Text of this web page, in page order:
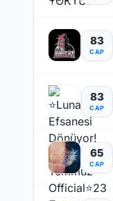
83
CAP
83
CAP
65
CAP